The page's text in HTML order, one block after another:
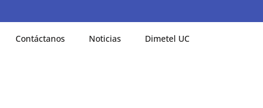
Contáctanos Noticias Dimetel UC